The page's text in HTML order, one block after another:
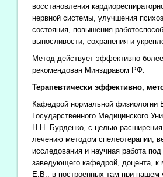
восстановления
нервной системы, улучшения
состояния, повышения
выносливости, сохранения и
Метод действует эффективно
рекомендован Минздравом РФ.
Терапевтически эффективно,
Кафедрой нормальной физиологии
Государственного Медицинского
Н.Н. Бурденко, с целью расширения
лечению методом спелеотерапии,
исследования и научная работа
заведующего кафедрой, доцента,
Е.В., в построенных там при нашем